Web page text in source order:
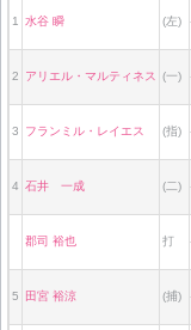
1 水谷 瞬 (左)
2 アリエル・マルティネス (一)
3 フランミル・レイエス (指)
4 石井 一成 (二)
郡司 裕也 打
5 田宮 裕涼 (捕)